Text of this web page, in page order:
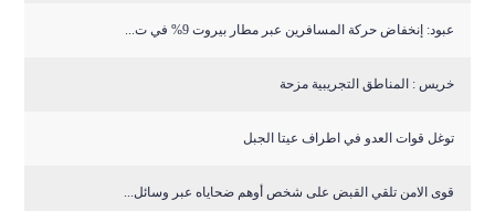
عبود: إنخفاض حركة المسافرين عبر مطار بيروت 9% في ت...
خريس : المناطق التجريبية مزحة
توغل قوات العدو في اطراف عيتا الجبل
قوى الامن تلقي القبض على شخص أوهم ضحاياه عبر وسائل...